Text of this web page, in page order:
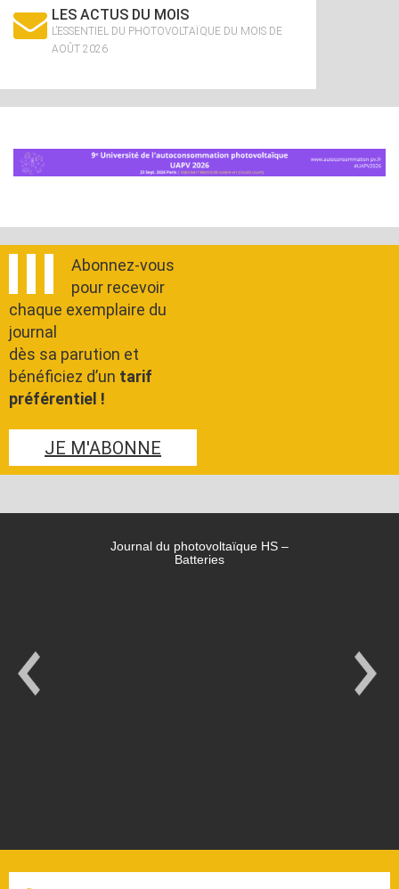
LES ACTUS DU MOIS
L’ESSENTIEL DU PHOTOVOLTAÏQUE DU MOIS DE
AOÛT 2026
Abonnez-vous
pour recevoir
chaque exemplaire du
journal
dès sa parution et
bénéficiez d’un tarif
préférentiel !
JE M'ABONNE
Journal du photovoltaïque HS –
Batteries